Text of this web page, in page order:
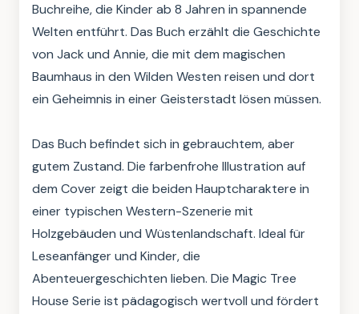
Buchreihe, die Kinder ab 8 Jahren in spannende
Welten entführt. Das Buch erzählt die Geschichte
von Jack und Annie, die mit dem magischen
Baumhaus in den Wilden Westen reisen und dort
ein Geheimnis in einer Geisterstadt lösen müssen.
Das Buch befindet sich in gebrauchtem, aber
gutem Zustand. Die farbenfrohe Illustration auf
dem Cover zeigt die beiden Hauptcharaktere in
einer typischen Western-Szenerie mit
Holzgebäuden und Wüstenlandschaft. Ideal für
Leseanfänger und Kinder, die
Abenteuergeschichten lieben. Die Magic Tree
House Serie ist pädagogisch wertvoll und fördert